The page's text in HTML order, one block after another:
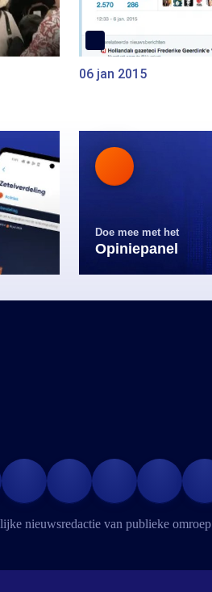
06 jan 2015
Doe mee met het
Opiniepanel
nieuwsredactie van publieke omroep